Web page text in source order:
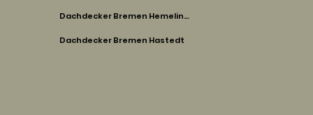
Dachdecker Bremen Hemelingen
Dachdecker Bremen Hastedt